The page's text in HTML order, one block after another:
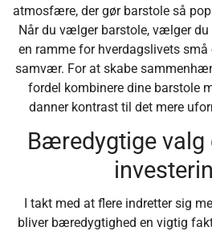
atmosfære, der gør barstole så
Når du vælger barstole, vælger du
en ramme for hverdagslivets
samvær. For at skabe
fordel kombinere dine barstole
danner kontrast til det mere
Bæredygtige valg
I takt med at flere indretter sig
bliver bæredygtighed en vigtig